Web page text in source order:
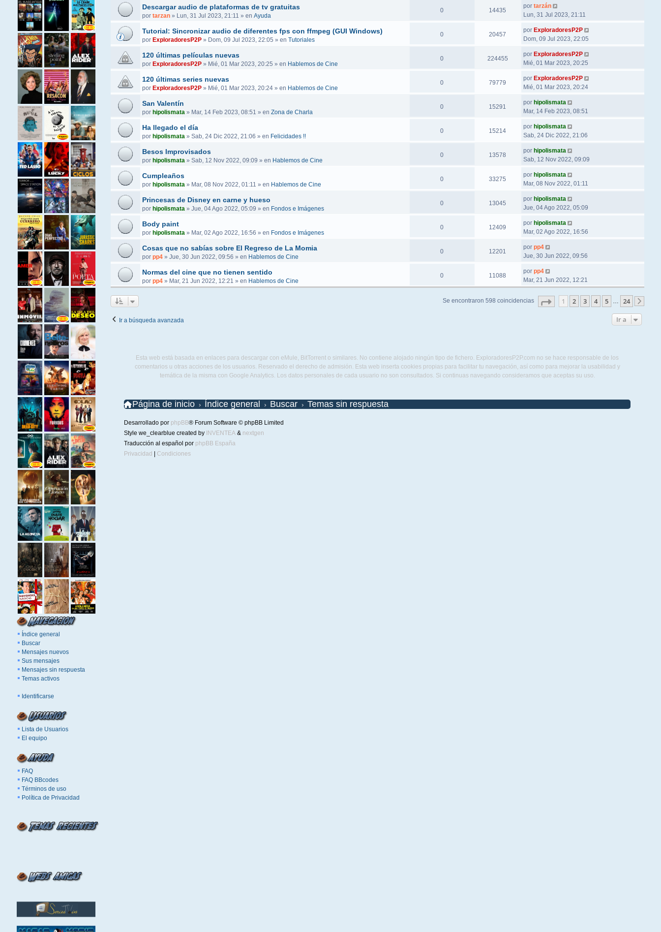
Índice general
Buscar
Mensajes nuevos
Sus mensajes
Mensajes sin respuesta
Temas activos
Identificarse
Lista de Usuarios
El equipo
FAQ
FAQ BBcodes
Términos de uso
Política de Privacidad
Descargar audio de plataformas de tv gratuitas
por tarzan» Lun, 31 Jul 2023, 21:11 » en Ayuda
0 14435
por tarzán
Lun, 31 Jul 2023, 21:11
Tutorial: Sincronizar audio de diferentes fps con ffmpeg (GUI Windows)
por ExploradoresP2P» Dom, 09 Jul 2023, 22:05 » en Tutoriales
0 20457
por ExploradoresP2P
Dom, 09 Jul 2023, 22:05
120 últimas películas nuevas
por ExploradoresP2P» Mié, 01 Mar 2023, 20:25 » en Hablemos de Cine
0 224455
por ExploradoresP2P
Mié, 01 Mar 2023, 20:25
120 últimas series nuevas
por ExploradoresP2P» Mié, 01 Mar 2023, 20:24» en Hablemos de Cine
0 79779
por ExploradoresP2P
Mié, 01 Mar 2023, 20:24
San Valentín
por hipolismata» Mar, 14 Feb 2023, 08:51 » en Zona de Charla
0 15291
por hipolismata
Mar, 14 Feb 2023, 08:51
Ha llegado el día
por hipolismata» Sab, 24 Dic 2022, 21:06 » en Felicidades !!
0 15214
por hipolismata
Sab, 24 Dic 2022, 21:06
Besos Improvisados
por hipolismata» Sab, 12 Nov 2022, 09:09 » en Hablemos de Cine
0 13578
por hipolismata
Sab, 12 Nov 2022, 09:09
Cumpleaños
por hipolismata» Mar, 08 Nov 2022, 01:11 » en Hablemos de Cine
0 33275
por hipolismata
Mar, 08 Nov 2022, 01:11
Princesas de Disney en carne y hueso
por hipolismata» Jue, 04 Ago 2022, 05:09 » en Fondos e Imágenes
0 13045
por hipolismata
Jue, 04 Ago 2022, 05:09
Body paint
por hipolismata» Mar, 02 Ago 2022, 16:56 » en Fondos e Imágenes
0 12409
por hipolismata
Mar, 02 Ago 2022, 16:56
Cosas que no sabías sobre El Regreso de La Momia
por pp4» Jue, 30 Jun 2022, 09:56 » en Hablemos de Cine
0 12201
por pp4
Jue, 30 Jun 2022, 09:56
Normas del cine que no tienen sentido
por pp4» Mar, 21 Jun 2022, 12:21 » en Hablemos de Cine
0 11088
por pp4
Mar, 21 Jun 2022, 12:21
Se encontraron 598 coincidencias Página1 de 24
1 2 3 4 5 … 24
Ir a búsqueda avanzada Ir a
Esta web está basada en enlaces para descargar con eMule, BitTorrent o similares. No contiene alojado ningún tipo de fichero. ExploradoresP2P.com no se hace responsable de los
comentarios u otras acciones de los usuarios. Reservado el derecho de admisión. Esta web inserta cookies propias para facilitar tu navegación, así como para mejorar la usabilidad y
temática de la misma con Google Analytics. Los datos personales de cada usuario no son consultados. Si continuas navegando consideramos que aceptas su uso.
Página de inicio Índice general Buscar Temas sin respuesta
Desarrollado por phpBB® Forum Software © phpBB Limited
Style we_clearblue created by INVENTEA& nextgen
Traducción al español por phpBB España
Privacidad
Condiciones